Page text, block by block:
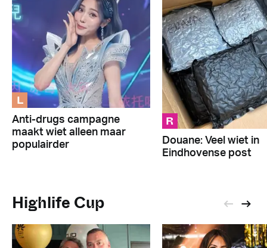
L
Anti-drugs campagne
maakt wiet alleen maar
populairder
R
Douane: Veel wiet in
Eindhovense post
Highlife Cup